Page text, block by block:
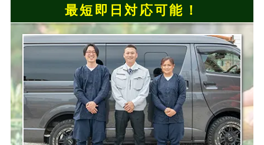
最短即日対応可能！